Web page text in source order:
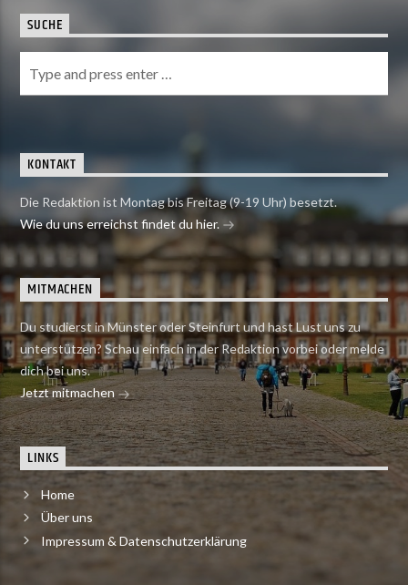
SUCHE
KONTAKT
Die Redaktion ist Montag bis Freitag (9-19 Uhr) besetzt.
Wie du uns erreichst findet du hier.
MITMACHEN
Du studierst in Münster oder Steinfurt und hast Lust uns zu
unterstützen? Schau einfach in der Redaktion vorbei oder melde
dich bei uns.
Jetzt mitmachen
LINKS
Home
Über uns
Impressum & Datenschutzerklärung